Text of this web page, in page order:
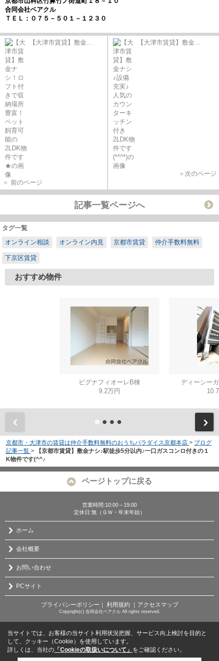
合同会社ベアクル
ＴＥＬ：０７５－５０１－１２３０
【大津市賃貸】敷金...
＜ 前のページ
【大津市賃貸】敷金...
＞次のページ
記事一覧ページへ
タグ一覧
オンライン相談
オンライン内見 京都市賃貸 仲介手数料無料
下京区賃貸
おすすめ物件
ピグナフィオーレB棟
9.2万円
ディーシー
京都市・大津市の賃貸は仲介手数料無料のおうちパラダイス京都本店 > ブログ
記事一覧 >
【京都市賃貸】敷金ナシ♪駅徒歩5分以内♪一口ガスコンロ付きの１
K物件です(^^♪
ページトップに戻る
営業時間:10:00～19:00
定休日:無（ＧＷ・年末年始）
ホーム
会社概要
お問い合わせ
PCサイト
プライバシーポリシー ｜ 利用規約 ｜アクセスマップ
Copyright(c) 合同会社ベアクル All rights reserved.
当サイトでは、お客様の当サイト利用状況把握、サービス向上検討を目的と
して、クッキー（Cookie）を使用しています。
詳しくは、当社の 「Cookieの取扱いについて」 をご確認ください。